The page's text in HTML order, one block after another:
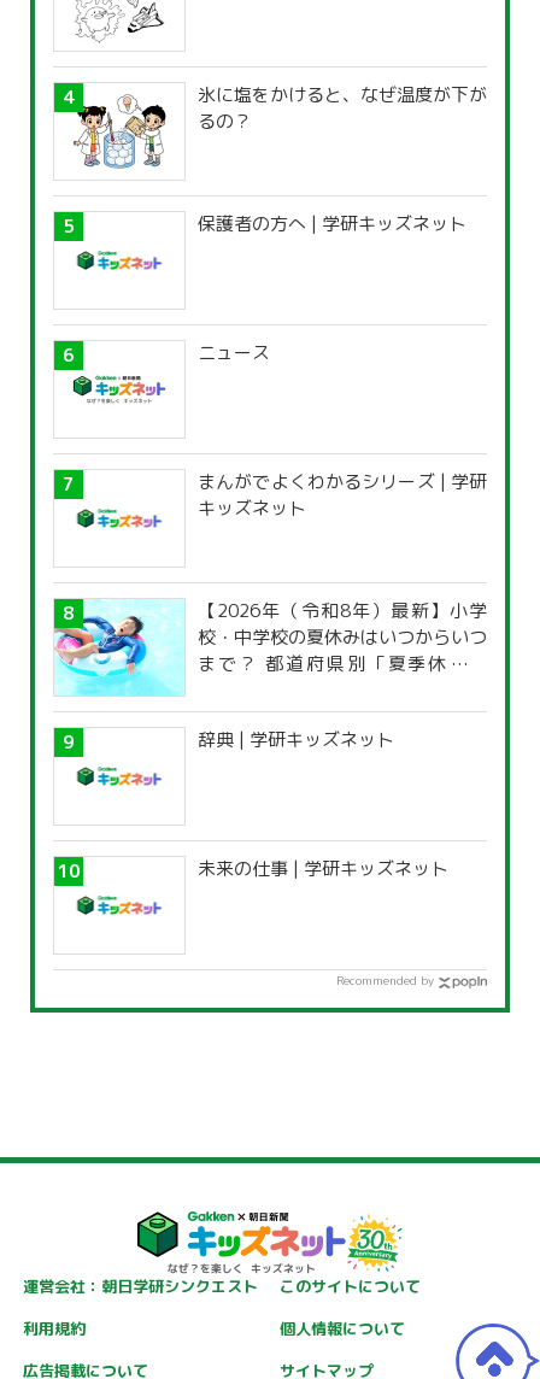
氷に塩をかけると、なぜ温度が下が
るの？
保護者の方へ | 学研キッズネット
ニュース
まんがでよくわかるシリーズ | 学研
キッズネット
【2026年（令和8年）最新】小学
校・中学校の夏休みはいつからいつ
まで？ 都道府県別「夏季休暇一
辞典 | 学研キッズネット
未来の仕事 | 学研キッズネット
Recommended by
運営会社：朝日学研シンクエスト
このサイトについて
利用規約
個人情報について
広告掲載について
サイトマップ